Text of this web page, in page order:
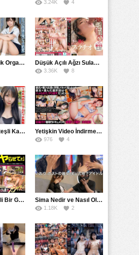
3.24K 4
Yuna’nın Histerik Orgazmı: Genç Kızın Savage Hareketlerle Ulaştığı Şiddetli Coşkuları Düşük Açılı Ağzı Sulama Teknikleri ve AGMX İlişkisi
3.36K 8
Küçük Boylu Ateşli Karakter: Nandinin Hassas Uçuklu Memeleri ve Sahneleri Yetişkin Video İndirme Siteleri Grubu: Şefkatli Patron ve Sekreterin Aşk Hikayesi: Prestijli Bir Son
976 4
Mİüm ve Prestijli Bir Gecenin Sırları: Gizemli Bir Kadın ve Mükemmel Bir Macera Sima Nedir ve Nasıl Oluşur
1.18K 2